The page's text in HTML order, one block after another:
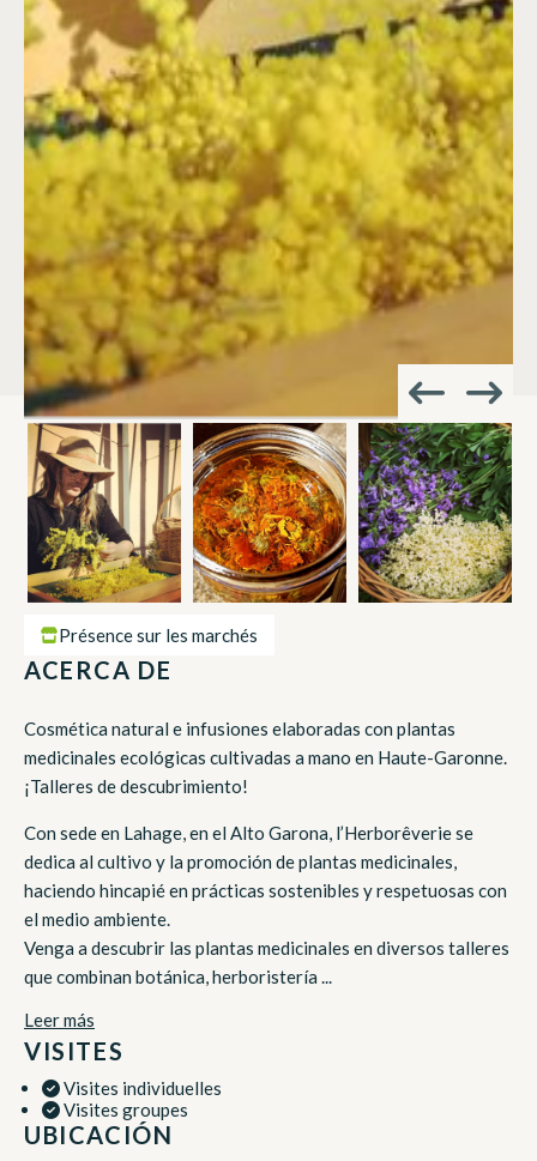
Présence sur les marchés
ACERCA DE
Cosmética natural e infusiones elaboradas con plantas
medicinales ecológicas cultivadas a mano en Haute-Garonne.
¡Talleres de descubrimiento!
Con sede en Lahage, en el Alto Garona, l’Herborêverie se
dedica al cultivo y la promoción de plantas medicinales,
haciendo hincapié en prácticas sostenibles y respetuosas con
el medio ambiente.
Venga a descubrir las plantas medicinales en diversos talleres
que combinan botánica, herboristería ...
Leer más
VISITES
Visites individuelles
Visites groupes
UBICACIÓN